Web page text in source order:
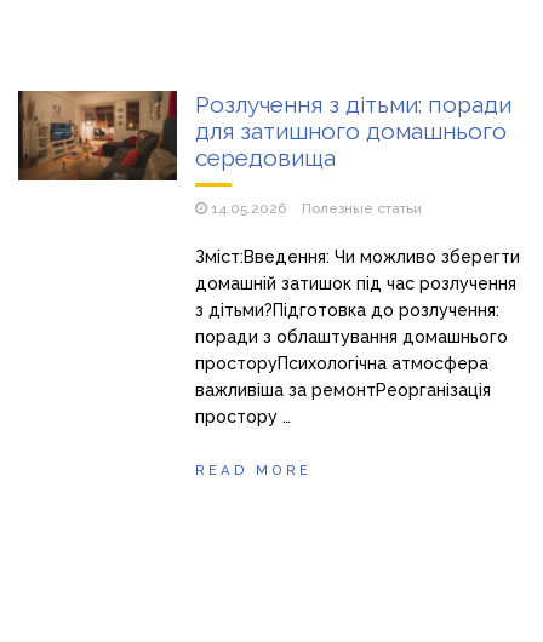
Розлучення з дітьми: поради
для затишного домашнього
середовища
14.05.2026 Полезные статьи
Зміст:Введення: Чи можливо зберегти
домашній затишок під час розлучення
з дітьми?Підготовка до розлучення:
поради з облаштування домашнього
просторуПсихологічна атмосфера
важливіша за ремонтРеорганізація
простору …
READ MORE